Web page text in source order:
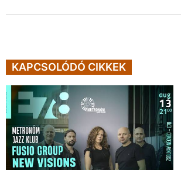
KAPCSOLÓDÓ CIKKEK